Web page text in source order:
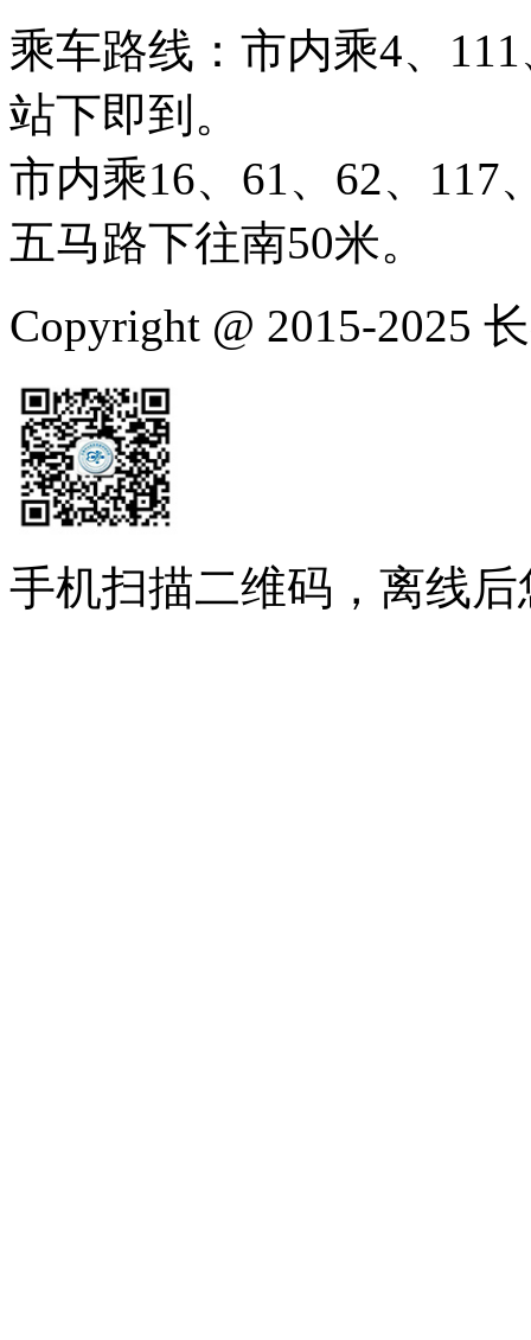
乘车路线：市内乘4、
站下即到。
市内乘16、61、62、117
五马路下往南50米。
Copyright @ 2015-2025
手机扫描二维码，离线